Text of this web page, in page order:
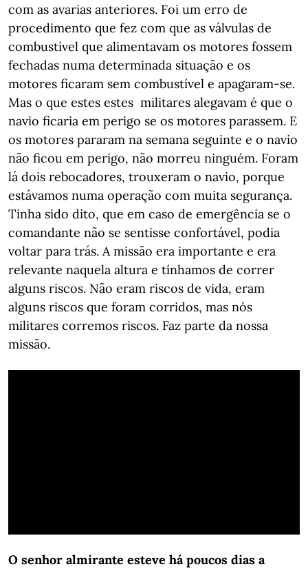
com as avarias anteriores. Foi um erro de
procedimento que fez com que as válvulas de
combustível que alimentavam os motores fossem
fechadas numa determinada situação e os
motores ficaram sem combustível e apagaram-se.
Mas o que estes estes militares alegavam é que o
navio ficaria em perigo se os motores parassem. E
os motores pararam na semana seguinte e o navio
não ficou em perigo, não morreu ninguém. Foram
lá dois rebocadores, trouxeram o navio, porque
estávamos numa operação com muita segurança.
Tinha sido dito, que em caso de emergência se o
comandante não se sentisse confortável, podia
voltar para trás. A missão era importante e era
relevante naquela altura e tínhamos de correr
alguns riscos. Não eram riscos de vida, eram
alguns riscos que foram corridos, mas nós
militares corremos riscos. Faz parte da nossa
missão.
O senhor almirante esteve há poucos dias a